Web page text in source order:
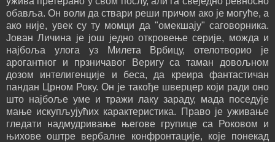
обавља. Он воли да ствари реши причом ако је могуће, а
ако није, увек су ту момци да "омекшају" саговорника.
Јован Личина је још једно откровење серије, можда и
најбоља улога уз Милета Врбицу, отелотворио је
арогантног и прзничавог Веригу са таман довољном
дозом интелигенције и беса, да креира фантастичан
пандан Црном Року. Он је такође шверцер који ради оно
што најбоље уме и тражи лаку зараду, мада поседује
мање искупљујућих карактеристика. Право је уживање
гледати надмудривање његове групице са Роковом и
њихове оштре вербалне конфронтације, које понекад